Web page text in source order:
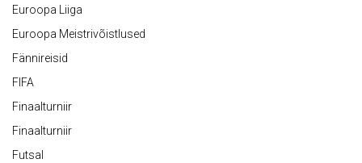
Euroopa Liiga
Euroopa Meistrivõistlused
Fännireisid
FIFA
Finaalturniir
Finaalturniir
Futsal